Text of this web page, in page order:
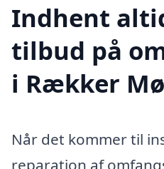
Indhent
tilbud på
i Rækker
Når det kommer til
reparation af